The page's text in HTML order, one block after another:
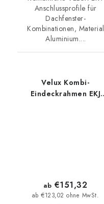
Anschlussprofile für
Dachfenster-
Kombinationen, Material
Aluminium....
Velux Kombi-
Eindeckrahmen EKJ
ab €123,02 ohne MwSt.
ab €151,32